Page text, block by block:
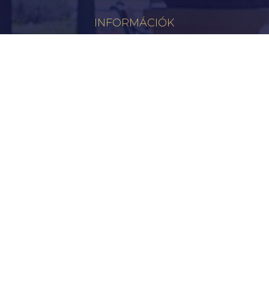
INFORMÁCIÓK